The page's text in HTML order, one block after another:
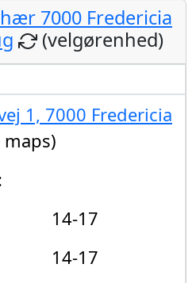
7000 Fredericia
(velgørenhed)
1, 7000 Fredericia
14-17
14-17